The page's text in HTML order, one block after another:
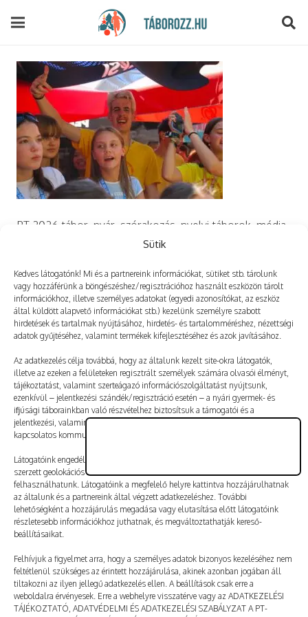
Sütik
Kedves látogatónk! Mi és a partnereink információkat, sütiket stb. tárolunk
vagy hozzáférünk a böngészéshez/regisztrációhoz használt eszközön tárolt
információkhoz, illetve személyes adatokat (egyedi azonosítókat, az eszköz
által küldött alapvető információkat stb.) kezelünk személyre szabott
hirdetések és tartalmak nyújtásához, hirdetés- és tartalomméréshez, nézettségi
adatok gyűjtéséhez, valamint termékek kifejlesztéséhez és azok javításához.
Az adatkezelés célja továbbá, hogy az általunk kezelt site-okra látogatók,
illetve az ezeken a felületeken regisztrált személyek számára olvasói élményt,
tájékoztatást, valamint szerteágazó információszolgáltatást nyújtsunk,
ezenkívül – jelentkezési szándék/regisztráció esetén – a nyári gyermek- és
ifjúsági táborainkban való részvételhez biztosítsuk a támogatói és a
jelentkezési, valamint a számlázási feltételeket és a táborszervezéssel
kapcsolatos kommunikációt.
Látogatóink engedélyével mi és a partnereink eszközleolvasásos módszerrel
szerzett geolokációs adatokat és azonosítási információkat is
felhasználhatunk. Látogatóink a megfelelő helyre kattintva hozzájárulhatnak
az általunk és a partnereink által végzett adatkezeléshez. További
lehetőségként a hozzájárulás megadása vagy elutasítása előtt látogatóink
részletesebb információkhoz juthatnak, és megváltoztathatják kereső-
beállításaikat.
Felhívjuk a figyelmet arra, hogy a személyes adatok bizonyos kezeléséhez nem
feltétlenül szükséges az érintett hozzájárulása, akinek azonban jogában áll
tiltakozni az ilyen jellegű adatkezelés ellen. A beállítások csak erre a
weboldalra érvényesek. Erre a webhelyre visszatérve vagy az ADATKEZELÉSI
TÁJÉKOZTATÓ, ADATVÉDELMI ÉS ADATKEZELÉSI SZABÁLYZAT A PT-
PT 2026 tábor, nyár, szórakozás, nyelvi táborok, média,
film, robotika, angoltábor, fotós tábor, sporttábor,
Vélemény, hozzászólás?
Az e-mail-címet nem tesszük közzé. A kötelező mezőket
*karakterrel jelöltük
A nevem, e-mail-címem, és weboldalcímem mentése
a böngészőben a következő hozzászólásomhoz.